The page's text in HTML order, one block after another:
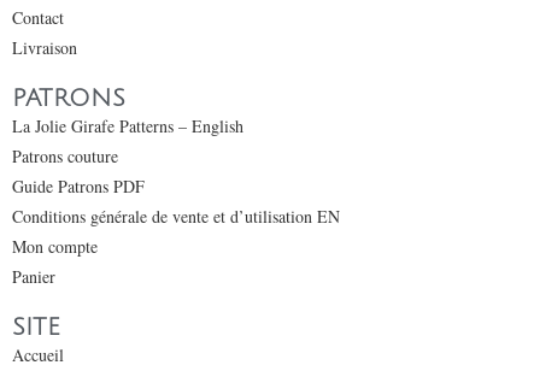
Contact
Livraison
PATRONS
La Jolie Girafe Patterns – English
Patrons couture
Guide Patrons PDF
Conditions générale de vente et d’utilisation EN
Mon compte
Panier
SITE
Accueil